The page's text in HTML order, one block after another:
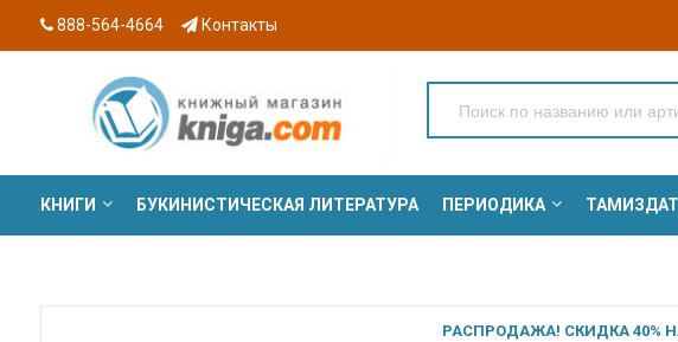
888-564-4664 Контакты
КНИГИ БУКИНИСТИЧЕСКАЯ ЛИТЕРАТУРА ПЕРИОДИКА ТАМИЗДАТ
РАСПРОДАЖА! СКИДКА 40%